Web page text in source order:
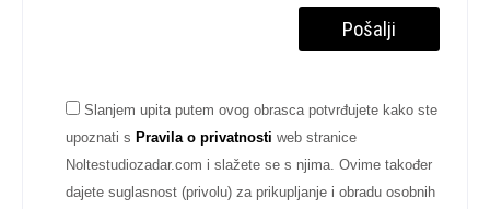
Slanjem upita putem ovog obrasca potvrđujete kako ste
upoznati s Pravila o privatnosti web stranice
Noltestudiozadar.com i slažete se s njima. Ovime također
dajete suglasnost (privolu) za prikupljanje i obradu osobnih